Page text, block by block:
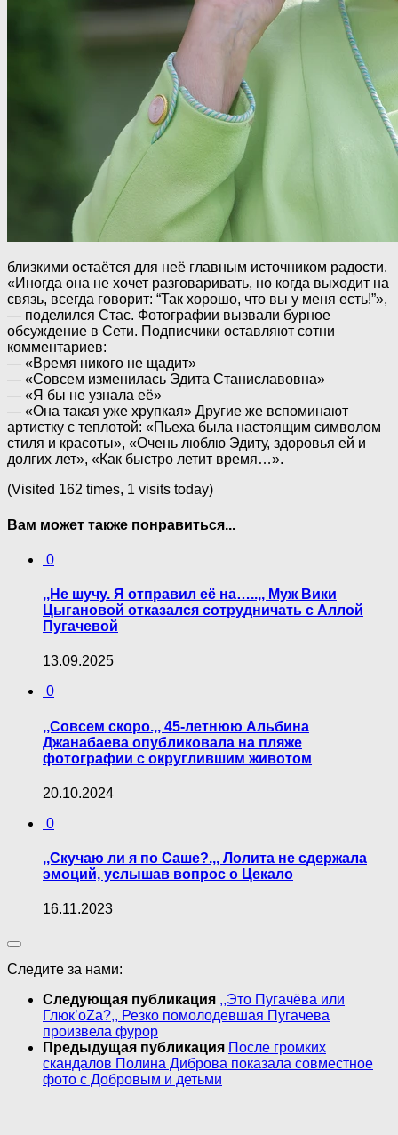
близкими остаётся для неё главным источником радости.
«Иногда она не хочет разговаривать, но когда выходит на
связь, всегда говорит: “Так хорошо, что вы у меня есть!”»,
— поделился Стас. Фотографии вызвали бурное
обсуждение в Сети. Подписчики оставляют сотни
комментариев:
— «Время никого не щадит»
— «Совсем изменилась Эдита Станиславовна»
— «Я бы не узнала её»
— «Она такая уже хрупкая» Другие же вспоминают
артистку с теплотой: «Пьеха была настоящим символом
стиля и красоты», «Очень люблю Эдиту, здоровья ей и
долгих лет», «Как быстро летит время…».
(Visited 162 times, 1 visits today)
Вам может также понравиться...
0
,,Не шучу. Я отправил её на…..,, Муж Вики
Цыгановой отказался сотрудничать с Аллой
Пугачевой
13.09.2025
0
,,Совсем скоро.,, 45-летнюю Альбина
Джанабаева опубликовала на пляже
фотографии с округлившим животом
20.10.2024
0
,,Скучаю ли я по Саше?.,, Лолита не сдержала
эмоций, услышав вопрос о Цекало
16.11.2023
Следите за нами:
Следующая публикация ,,Это Пугачёва или
Глюк’oZa?,, Резко помолодевшая Пугачева
произвела фурор
Предыдущая публикация После громких
скандалов Полина Диброва показала совместное
фото с Добровым и детьми